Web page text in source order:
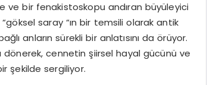
ve bir fenakistoskopu andıran büyüleyici
saray “ın bir temsili olarak antik
anların sürekli bir anlatısını da örüyor.
dönerek, cennetin şiirsel hayal gücünü ve
şekilde sergiliyor.